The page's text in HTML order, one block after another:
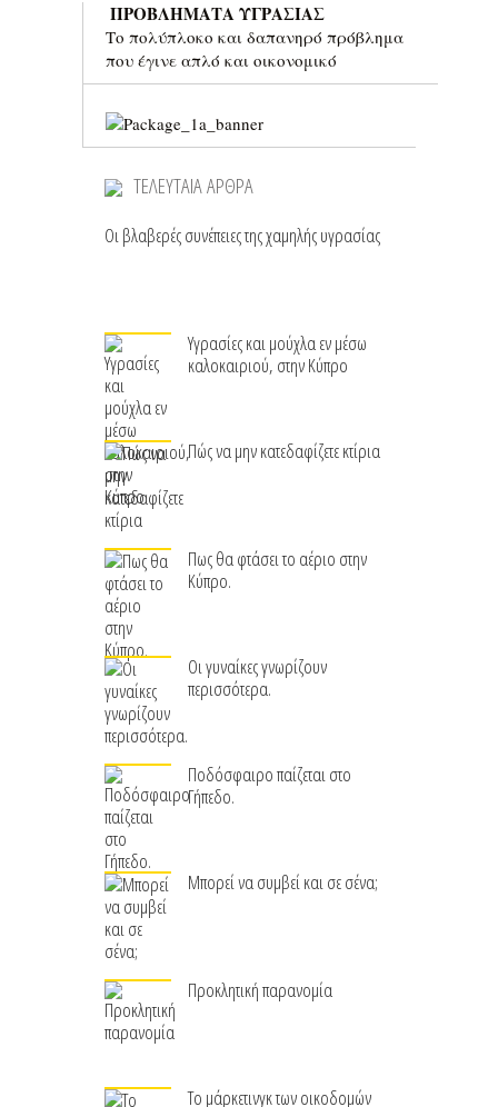
ΠΡΟΒΛΗΜΑΤΑ ΥΓΡΑΣΙΑΣ
Το πολύπλοκο και δαπανηρό πρόβλημα
που έγινε απλό και οικονομικό
ΤΕΛΕΥΤΑΙΑ ΑΡΘΡΑ
Οι βλαβερές συνέπειες της χαμηλής υγρασίας
Υγρασίες και μούχλα εν μέσω
καλοκαιριού, στην Κύπρο
Πώς να μην κατεδαφίζετε κτίρια
Πως θα φτάσει το αέριο στην
Κύπρο.
Οι γυναίκες γνωρίζουν
περισσότερα.
Ποδόσφαιρο παίζεται στο
Γήπεδο.
Μπορεί να συμβεί και σε σένα;
Προκλητική παρανομία
Το μάρκετινγκ των οικοδομών